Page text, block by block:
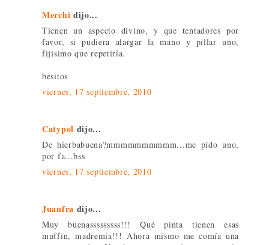
Merchi dijo...
Tienen un aspecto divino, y que tentadores por
favor, si pudiera alargar la mano y pillar uno,
fijisimo que repetiría.
besitos
viernes, 17 septiembre, 2010
Catypol dijo...
De hierbabuena?mmmmmmmmmm...me pido uno,
por fa...bss
viernes, 17 septiembre, 2010
Juanfra dijo...
Muy buenasssssssss!!! Qué pinta tienen esas
muffin, madremía!!! Ahora mismo me comía una